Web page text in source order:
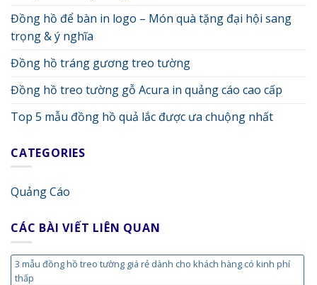
Đồng hồ để bàn in logo – Món quà tặng đại hội sang
trọng & ý nghĩa
Đồng hồ tráng gương treo tường
Đồng hồ treo tường gỗ Acura in quảng cáo cao cấp
Top 5 mẫu đồng hồ quả lắc được ưa chuộng nhất
CATEGORIES
Quảng Cáo
CÁC BÀI VIẾT LIÊN QUAN
3 mẫu đồng hồ treo tường giá rẻ dành cho khách hàng có kinh phí
thấp